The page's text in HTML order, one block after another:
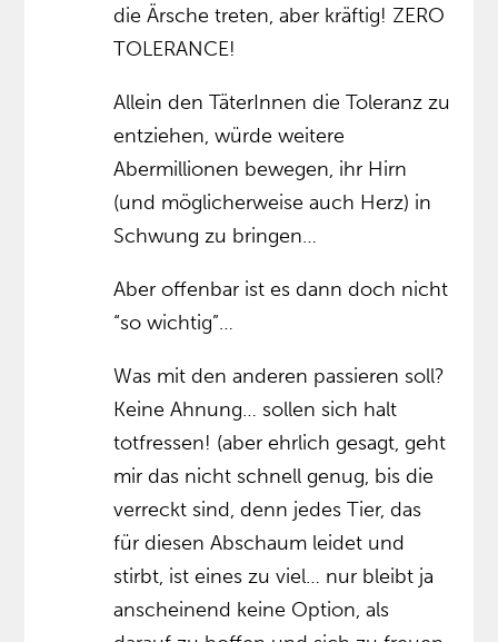
die Ärsche treten, aber kräftig! ZERO
TOLERANCE!
Allein den TäterInnen die Toleranz zu
entziehen, würde weitere
Abermillionen bewegen, ihr Hirn
(und möglicherweise auch Herz) in
Schwung zu bringen…
Aber offenbar ist es dann doch nicht
“so wichtig”…
Was mit den anderen passieren soll?
Keine Ahnung… sollen sich halt
totfressen! (aber ehrlich gesagt, geht
mir das nicht schnell genug, bis die
verreckt sind, denn jedes Tier, das
für diesen Abschaum leidet und
stirbt, ist eines zu viel… nur bleibt ja
anscheinend keine Option, als